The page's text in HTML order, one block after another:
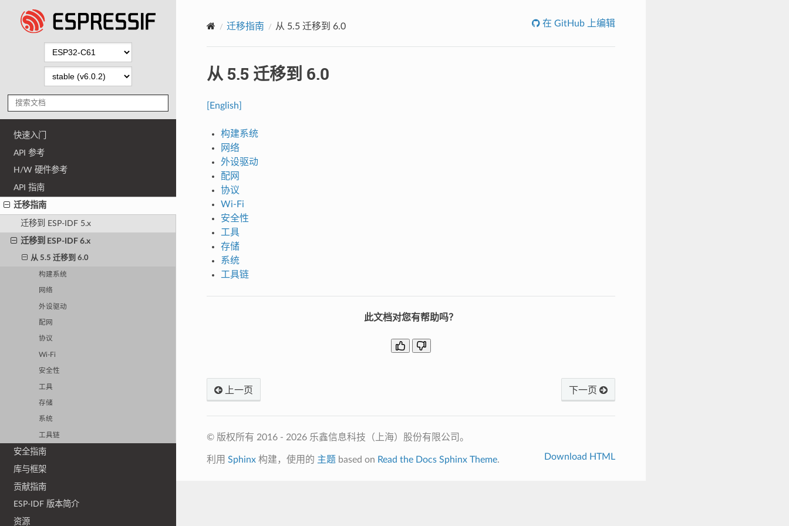
快速入门
API 参考
H/W 硬件参考
API 指南
迁移指南
迁移到 ESP-IDF 5.x
迁移到 ESP-IDF 6.x
从 5.5 迁移到 6.0
构建系统
网络
外设驱动
配网
协议
Wi-Fi
安全性
工具
存储
系统
工具链
安全指南
库与框架
贡献指南
ESP-IDF 版本简介
资源
迁移指南 从 5.5 迁移到 6.0 在 GitHub 上编辑
从 5.5 迁移到 6.0
[English]
构建系统
网络
外设驱动
配网
协议
Wi-Fi
安全性
工具
存储
系统
工具链
此文档对您有帮助吗？
上一页 下一页
© 版权所有 2016 - 2026 乐鑫信息科技（上海）股份有限公司。
利用 Sphinx构建，使用的 主题 based on Read the Docs Sphinx Theme. Download HTML